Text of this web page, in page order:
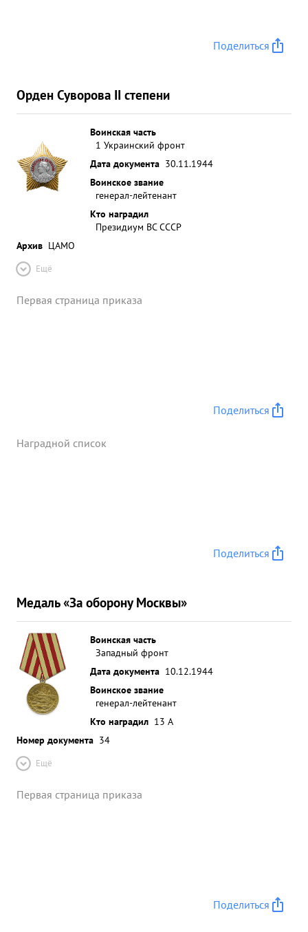
Поделиться
Орден Суворова II степени
Воинская часть
1 Украинский фронт
Дата документа 30.11.1944
Воинское звание
генерал-лейтенант
Кто наградил
Президиум ВС СССР
Архив ЦАМО
Ещё
Первая страница приказа
Поделиться
Наградной список
Поделиться
Медаль «За оборону Москвы»
Воинская часть
Западный фронт
Дата документа 10.12.1944
Воинское звание
генерал-лейтенант
Кто наградил 13 А
Номер документа 34
Ещё
Первая страница приказа
Поделиться